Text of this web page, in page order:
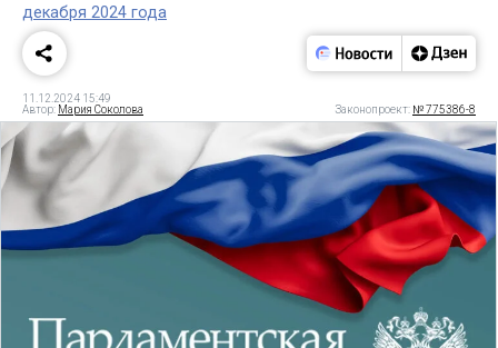
декабря 2024 года
11.12.2024 15:49
Автор: Мария Соколова Законопроект: № 775386-8